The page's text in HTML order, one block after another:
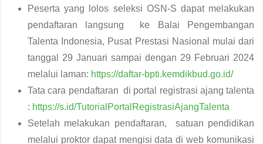
Peserta yang lolos seleksi OSN-S dapat melakukan
pendaftaran langsung ke Balai Pengembangan
Talenta Indonesia, Pusat Prestasi Nasional mulai dari
tanggal 29 Januari sampai dengan 29 Februari 2024
melalui laman: https://daftar-bpti.kemdikbud.go.id/
Tata cara pendaftaran di portal registrasi ajang talenta
: https://s.id/TutorialPortalRegistrasiAjangTalenta
Setelah melakukan pendaftaran, satuan pendidikan
melalui proktor dapat mengisi data di web komunikasi